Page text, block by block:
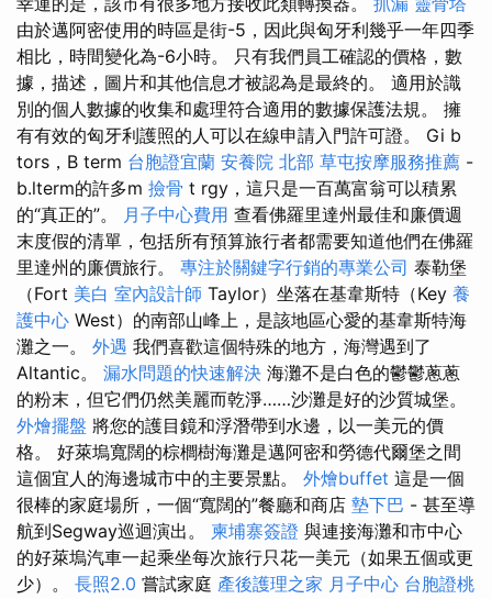
由於邁阿密使用的時區是街-5，因此與匈牙利幾乎一年四季
相比，時間變化為-6小時。 只有我們員工確認的價格，數
據，描述，圖片和其他信息才被認為是最終的。 適用於識
別的個人數據的收集和處理符合適用的數據保護法規。 擁
有有效的匈牙利護照的人可以在線申請入門許可證。 Gi b
tors，B term 台胞證宜蘭 安養院 北部 草屯按摩服務推薦 -
b.lterm的許多m 撿骨 t rgy，這只是一百萬富翁可以積累
的“真正的”。 月子中心費用 查看佛羅里達州最佳和廉價週
末度假的清單，包括所有預算旅行者都需要知道他們在佛羅
里達州的廉價旅行。 專注於關鍵字行銷的專業公司 泰勒堡
（Fort 美白 室內設計師 Taylor）坐落在基韋斯特（Key 養
護中心 West）的南部山峰上，是該地區心愛的基韋斯特海
灘之一。 外遇 我們喜歡這個特殊的地方，海灣遇到了
Altantic。 漏水問題的快速解決 海灘不是白色的鬱鬱蔥蔥
的粉末，但它們仍然美麗而乾淨……沙灘是好的沙質城堡。
外燴擺盤 將您的護目鏡和浮潛帶到水邊，以一美元的價
格。 好萊塢寬闊的棕櫚樹海灘是邁阿密和勞德代爾堡之間
這個宜人的海邊城市中的主要景點。 外燴buffet 這是一個
很棒的家庭場所，一個“寬闊的”餐廳和商店 墊下巴 - 甚至導
航到Segway巡迴演出。 柬埔寨簽證 與連接海灘和市中心
的好萊塢汽車一起乘坐每次旅行只花一美元（如果五個或更
少）。 長照2.0 嘗試家庭 產後護理之家 月子中心 台胞證桃